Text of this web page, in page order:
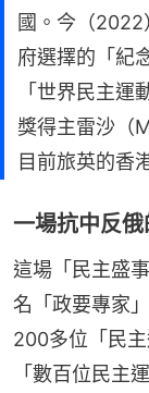
國。今（2022
府選擇的「紀
「世界民主
獎得主雷沙（
目前旅英的香
一場抗中反俄
這場「民主盛
名「政要專家
200多位「民
「數百位民主